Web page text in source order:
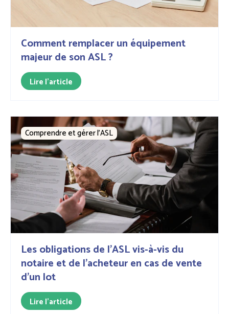
Comment remplacer un équipement
majeur de son ASL ?
Lire l'article
Les obligations de l’ASL vis-à-vis du
notaire et de l’acheteur en cas de vente
d’un lot
Comprendre et gérer l’ASL
Lire l'article